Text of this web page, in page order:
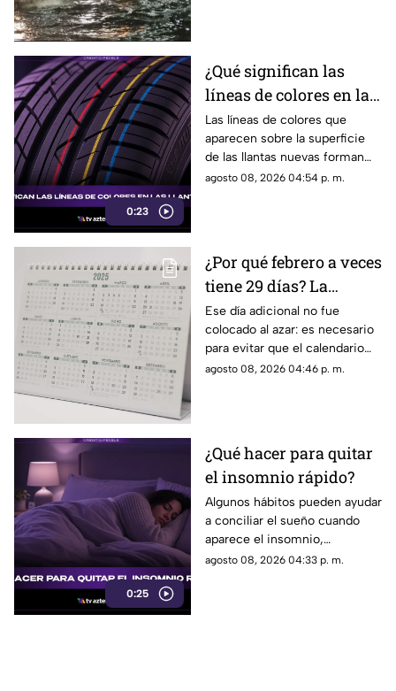
0:23
¿Qué significan las
líneas de colores en las
llantas nuevas?
Las líneas de colores que
aparecen sobre la superficie
de las llantas nuevas forman
parte del proceso de
agosto 08, 2026 04:54 p. m.
¿Por qué febrero a veces
tiene 29 días? La
curiosa razón detrás de
los años bisiestos
Ese día adicional no fue
colocado al azar: es necesario
para evitar que el calendario
pierda sincronía con las
agosto 08, 2026 04:46 p. m.
0:25
¿Qué hacer para quitar
el insomnio rápido?
Algunos hábitos pueden ayudar
a conciliar el sueño cuando
aparece el insomnio,
especialmente reducir la
agosto 08, 2026 04:33 p. m.